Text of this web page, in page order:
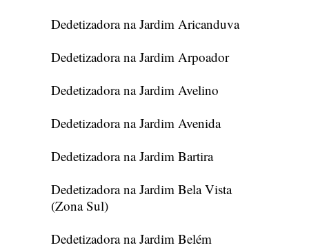
Dedetizadora na Jardim Aricanduva
Dedetizadora na Jardim Arpoador
Dedetizadora na Jardim Avelino
Dedetizadora na Jardim Avenida
Dedetizadora na Jardim Bartira
Dedetizadora na Jardim Bela Vista
(Zona Sul)
Dedetizadora na Jardim Belém